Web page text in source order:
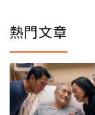
熱門文章